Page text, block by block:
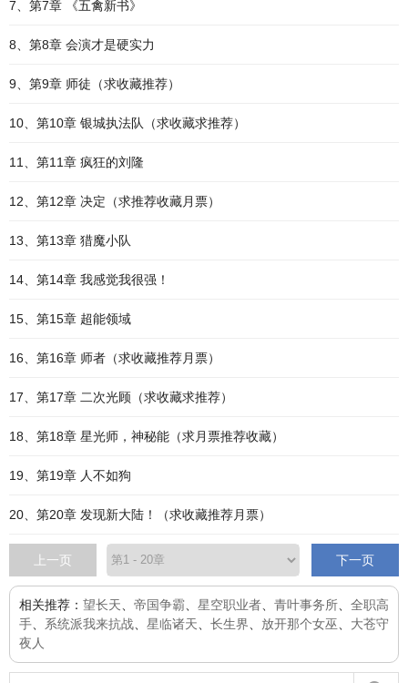
7、第7章 《五禽新书》
8、第8章 会演才是硬实力
9、第9章 师徒（求收藏推荐）
10、第10章 银城执法队（求收藏求推荐）
11、第11章 疯狂的刘隆
12、第12章 决定（求推荐收藏月票）
13、第13章 猎魔小队
14、第14章 我感觉我很强！
15、第15章 超能领域
16、第16章 师者（求收藏推荐月票）
17、第17章 二次光顾（求收藏求推荐）
18、第18章 星光师，神秘能（求月票推荐收藏）
19、第19章 人不如狗
20、第20章 发现新大陆！（求收藏推荐月票）
上一页 下一页
相关推荐： 望长天 帝国争霸 星空职业者 青叶事务所
全职高
手
系统派我来抗战 星临诸天 长生界 放开那个女巫
大苍守
夜人